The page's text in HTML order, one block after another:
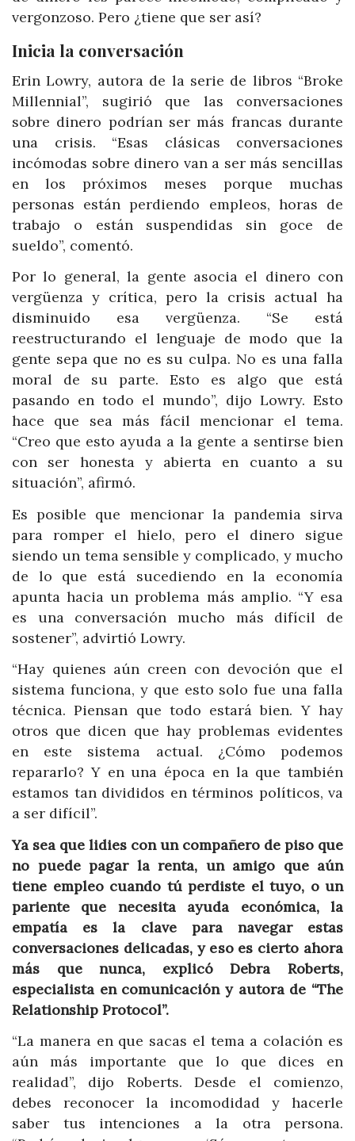
vergonzoso. Pero ¿tiene que ser así?
Inicia la conversación
Erin Lowry, autora de la serie de libros “Broke
Millennial”, sugirió que las conversaciones
sobre dinero podrían ser más francas durante
una crisis. “Esas clásicas conversaciones
incómodas sobre dinero van a ser más sencillas
en los próximos meses porque muchas
personas están perdiendo empleos, horas de
trabajo o están suspendidas sin goce de
sueldo”, comentó.
Por lo general, la gente asocia el dinero con
vergüenza y crítica, pero la crisis actual ha
disminuido esa vergüenza. “Se está
reestructurando el lenguaje de modo que la
gente sepa que no es su culpa. No es una falla
moral de su parte. Esto es algo que está
pasando en todo el mundo”, dijo Lowry. Esto
hace que sea más fácil mencionar el tema.
“Creo que esto ayuda a la gente a sentirse bien
con ser honesta y abierta en cuanto a su
situación”, afirmó.
Es posible que mencionar la pandemia sirva
para romper el hielo, pero el dinero sigue
siendo un tema sensible y complicado, y mucho
de lo que está sucediendo en la economía
apunta hacia un problema más amplio. “Y esa
es una conversación mucho más difícil de
sostener”, advirtió Lowry.
“Hay quienes aún creen con devoción que el
sistema funciona, y que esto solo fue una falla
técnica. Piensan que todo estará bien. Y hay
otros que dicen que hay problemas evidentes
en este sistema actual. ¿Cómo podemos
repararlo? Y en una época en la que también
estamos tan divididos en términos políticos, va
a ser difícil”.
Ya sea que lidies con un compañero de piso que
no puede pagar la renta, un amigo que aún
tiene empleo cuando tú perdiste el tuyo, o un
pariente que necesita ayuda económica, la
empatía es la clave para navegar estas
conversaciones delicadas, y eso es cierto ahora
más que nunca, explicó Debra Roberts,
especialista en comunicación y autora de “The
Relationship Protocol”.
“La manera en que sacas el tema a colación es
aún más importante que lo que dices en
realidad”, dijo Roberts. Desde el comienzo,
debes reconocer la incomodidad y hacerle
saber tus intenciones a la otra persona.